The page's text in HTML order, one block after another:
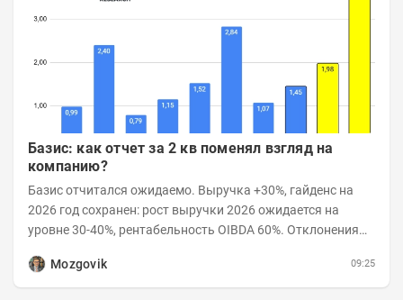
Базис: как отчет за 2 кв поменял взгляд на
компанию?
Базис отчитался ожидаемо. Выручка +30%, гайденс на
2026 год сохранен: рост выручки 2026 ожидается на
уровне 30-40%, рентабельность OIBDA 60%. Отклонения
Mozgovik
09:25